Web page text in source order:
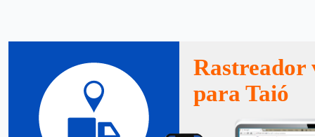
Rastreador
para Taió